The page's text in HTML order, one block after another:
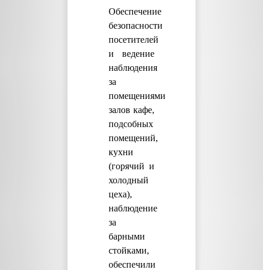
Обеспечение
безопасности
посетителей
и ведение
наблюдения
за
помещениями
залов кафе,
подсобных
помещений,
кухни
(горячий и
холодный
цеха),
наблюдение
за
барными
стойками,
обеспечили